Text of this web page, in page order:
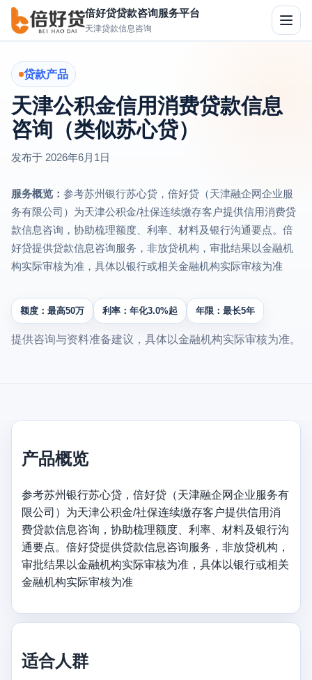
倍好贷贷款咨询服务平台
天津贷款信息咨询
切
换
贷款产品
天津公积金信用消费贷款信息
咨询（类似苏心贷）
发布于 2026年6月1日
服务概览： 参考苏州银行苏心贷，倍好贷（天津融企网企业服
务有限公司）为天津公积金/社保连续缴存客户提供信用消费贷
款信息咨询，协助梳理额度、利率、材料及银行沟通要点。倍
好贷提供贷款信息咨询服务，非放贷机构，审批结果以金融机
构实际审核为准，具体以银行或相关金融机构实际审核为准
额度：最高50万 利率：年化3.0%起 年限：最长5年
提供咨询与资料准备建议，具体以金融机构实际审核为准。
产品概览
参考苏州银行苏心贷，倍好贷（天津融企网企业服务有
限公司）为天津公积金/社保连续缴存客户提供信用消
费贷款信息咨询，协助梳理额度、利率、材料及银行沟
通要点。倍好贷提供贷款信息咨询服务，非放贷机构，
审批结果以金融机构实际审核为准，具体以银行或相关
金融机构实际审核为准
适合人群